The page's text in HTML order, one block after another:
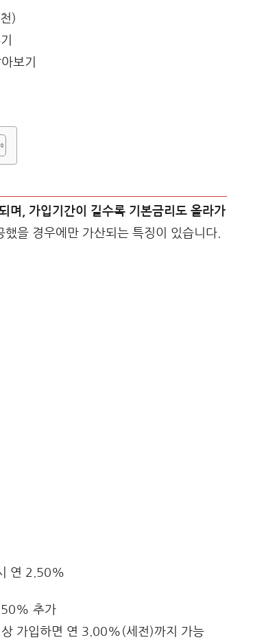
며, 가입기간이 길수록 기본금리도 올라가
을 경우에만 가산되는 특징이 있습니다.
연 2.50%
추가
가입하면 연 3.00%(세전)까지 가능